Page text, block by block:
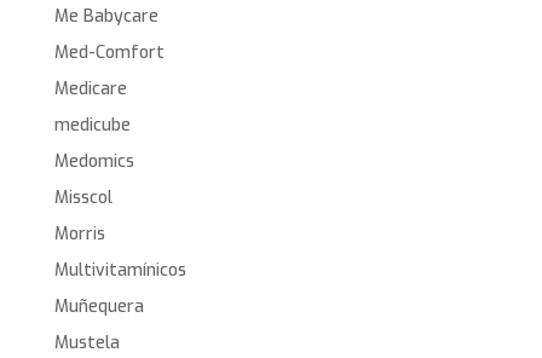
Me Babycare
Med-Comfort
Medicare
medicube
Medomics
Misscol
Morris
Multivitamínicos
Muñequera
Mustela